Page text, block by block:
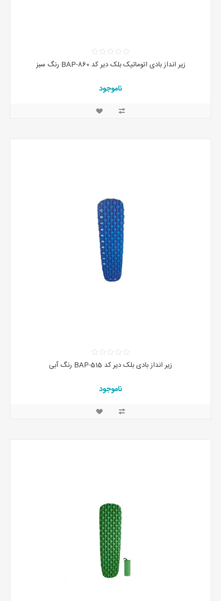
زیر انداز بادی اتوماتیک بلک دیر کد BAP-860 رنگ سبز
ناموجود
زیر انداز بادی بلک دیر کد BAP-515 رنگ آبی
ناموجود